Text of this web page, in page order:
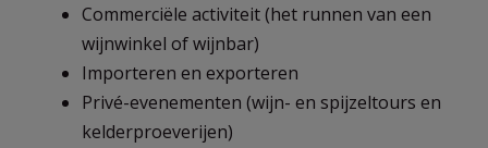
Commerciële activiteit (het runnen van een
wijnwinkel of wijnbar)
Importeren en exporteren
Privé-evenementen (wijn- en spijzeltours en
kelderproeverijen)